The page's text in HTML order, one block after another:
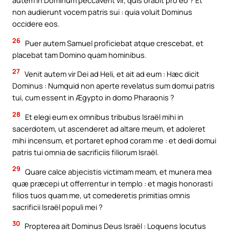
non audierunt vocem patris sui : quia voluit Dominus
occidere eos.
26 Puer autem Samuel proficiebat atque crescebat, et
placebat tam Domino quam hominibus.
27 Venit autem vir Dei ad Heli, et ait ad eum : Hæc dicit
Dominus : Numquid non aperte revelatus sum domui patris
tui, cum essent in Ægypto in domo Pharaonis ?
28
Et elegi eum ex omnibus tribubus Israël mihi in
sacerdotem, ut ascenderet ad altare meum, et adoleret
mihi incensum, et portaret ephod coram me : et dedi domui
patris tui omnia de sacrificiis filiorum Israël.
29 Quare calce abjecistis victimam meam, et munera mea
quæ præcepi ut offerrentur in templo : et magis honorasti
filios tuos quam me, ut comederetis primitias omnis
sacrificii Israël populi mei ?
30 Propterea ait Dominus Deus Israël : Loquens locutus